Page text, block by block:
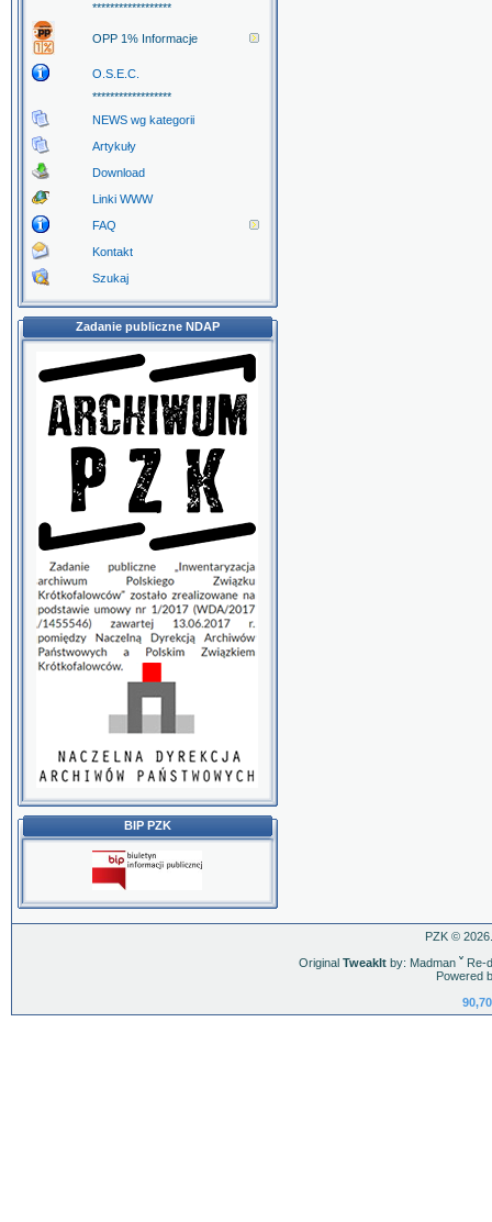
******************
OPP 1% Informacje
O.S.E.C.
******************
NEWS wg kategorii
Artykuły
Download
Linki WWW
FAQ
Kontakt
Szukaj
Zadanie publiczne NDAP
BIP PZK
PZK ©
Original TweakItby: Madman ˇRe-
Powered